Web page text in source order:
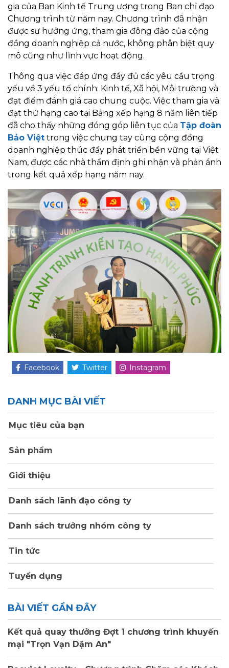
gia của Ban Kinh tế Trung ương trong Ban chỉ đạo
Chương trình từ năm nay. Chương trình đã nhận
được sự hưởng ứng, tham gia đông đảo của cộng
đồng doanh nghiệp cả nước, không phân biệt quy
mô cũng như lĩnh vực hoạt động.
Thông qua việc đáp ứng đầy đủ các yêu cầu trọng
yếu về 3 yếu tố chính: Kinh tế, Xã hội, Môi trường và
đạt điểm đánh giá cao chung cuộc. Việc tham gia và
đạt thứ hạng cao tại Bảng xếp hạng 8 năm liên tiếp
đã cho thấy những đóng góp liên tục của Tập đoàn
Bảo Việt trong việc chung tay cùng cộng đồng
doanh nghiệp thúc đẩy phát triển bền vững tại Việt
Nam, được các nhà thẩm định ghi nhận và phản ánh
trong kết quả xếp hạng năm nay.
Facebook Twitter Instagram
DANH MỤC BÀI VIẾT
Mục tiêu của bạn
Sản phẩm
Giới thiệu
Danh sách lãnh đạo công ty
Danh sách trưởng nhóm công ty
Tin tức
Tuyển dụng
BÀI VIẾT GẦN ĐÂY
Kết quả quay thưởng Đợt 1 chương trình khuyến
mại "Trọn Vạn Dặm An"